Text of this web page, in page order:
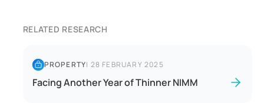
RELATED RESEARCH
PROPERTY| 28 FEBRUARY 2025
Facing Another Year of Thinner NIMM